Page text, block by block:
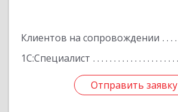
Клиентов на сопровождении
1С:Специалист
Отправить заявку
Отправить заявку